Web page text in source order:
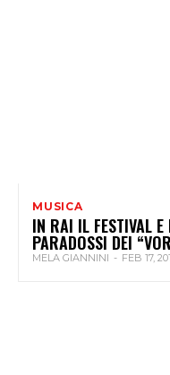
MUSICA
IN RAI IL FESTIVAL
PARADOSSI DEI
MELA GIANNINI - FEB 17,